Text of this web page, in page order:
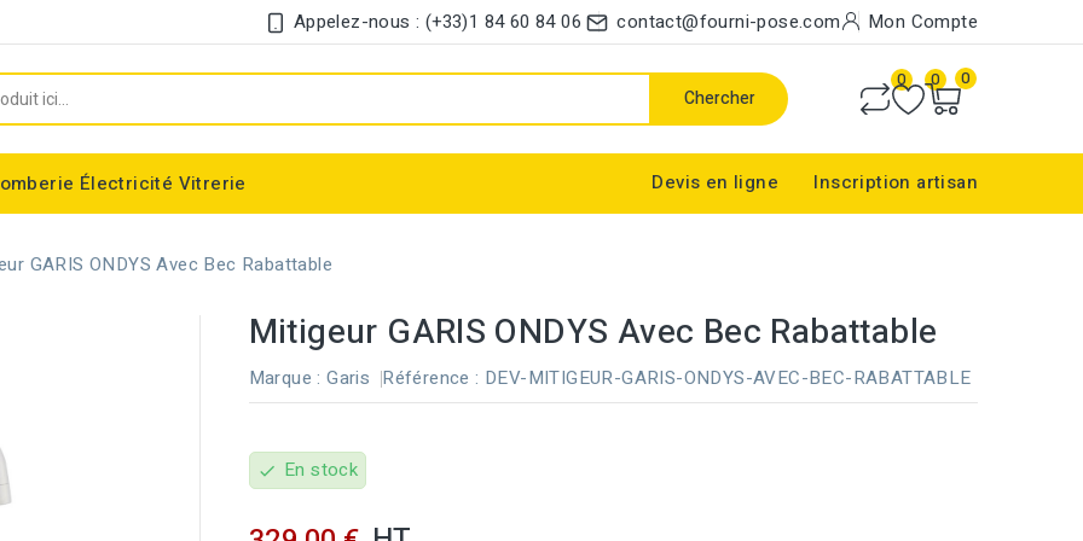
Appelez-nous : (+33)1 84 60 84 06 contact@fourni-pose.com Mon Compte
Chercher
0 0 0
Électricité Vitrerie Devis en ligne Inscription artisan
GARIS ONDYS Avec Bec Rabattable
Mitigeur GARIS ONDYS Avec Bec Rabattable
Marque : Garis Référence : DEV-MITIGEUR-GARIS-ONDYS-AVEC-BEC-RABATTABLE
check En stock